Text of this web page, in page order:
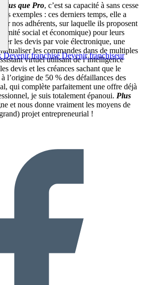
Devenir franchisé Devenir franchiseur
Plus que Pro, c’est sa capacité à sans cesse
exemples : ces derniers temps, elle a
nos adhérents, sur laquelle ils proposent
social et économique) pour leurs
les devis par voie électronique, une
les commandes dans de multiples
virtuel utilisant de l’intelligence
devis et les créances sachant que le
l’origine de 50 % des défaillances des
qui complète parfaitement une offre déjà
je suis totalement épanoui. Plus
et nous donne vraiment les moyens de
projet entrepreneurial !